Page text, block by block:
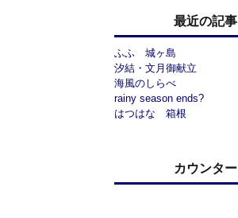
最近の記事
ふふ 城ヶ島
汐結・文月御献立
海風のしらべ
rainy season ends?
はつはな 箱根
カウンター